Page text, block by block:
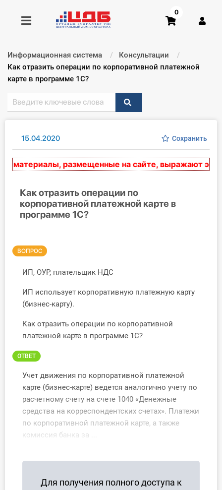
Получить консультацию
Главная ИС
Консультации
Правовая база
Библиотека бухгалтера
Участник ВЭД
Практика ИП
Кадры. Труд. Зарплата.
Учет по отраслям
Юридический помощник
Интернет-магазин
0
Информационная система
Консультации
Текущий:
Как отразить операции по корпоративной платежной
карте в программе 1С?
15.04.2020 Сохранить
размещенные на сайте, выражают
Как отразить операции по
корпоративной платежной карте в
программе 1С?
ВОПРОС
ИП, ОУР, плательщик НДС
ИП использует корпоративную платежную карту
(бизнес-карту).
Как отразить операции по корпоративной
платежной карте в программе 1С?
ОТВЕТ
Учет движения по корпоративной платежной
карте (бизнес-карте) ведется аналогично учету по
расчетному счету на счете 1040 «Денежные
средства на корреспондентских счетах». Платежи
по корпоративной платежной карте, а также
комиссия банка за ...
Для получения полного доступа к